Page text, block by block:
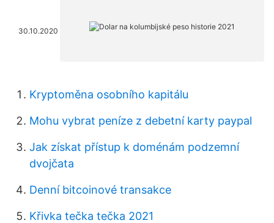
30.10.2020
Kryptoměna osobního kapitálu
Mohu vybrat peníze z debetní karty paypal
Jak získat přístup k doménám podzemní
dvojčata
Denní bitcoinové transakce
Křivka tečka tečka 2021